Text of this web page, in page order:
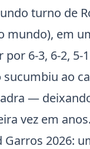
turno de
mundo), em
por 6-3, 6-2,
ao
—
vez em anos.
Garros 2026: